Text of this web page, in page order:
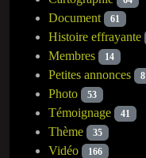
Document 61
Histoire effrayante
Membres 14
Petites annonces 8
Photo 53
Témoignage 41
Thème 35
Vidéo 166